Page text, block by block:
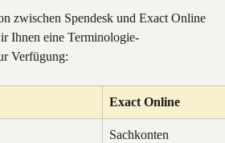
zwischen Spendesk und Exact Online
Ihnen eine Terminologie-
Verfügung:
Exact Online
Sachkonten